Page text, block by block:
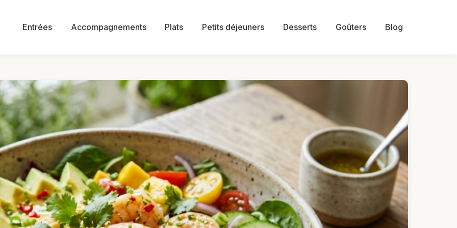
Entrées Accompagnements Plats Petits déjeuners Desserts Goûters Blog